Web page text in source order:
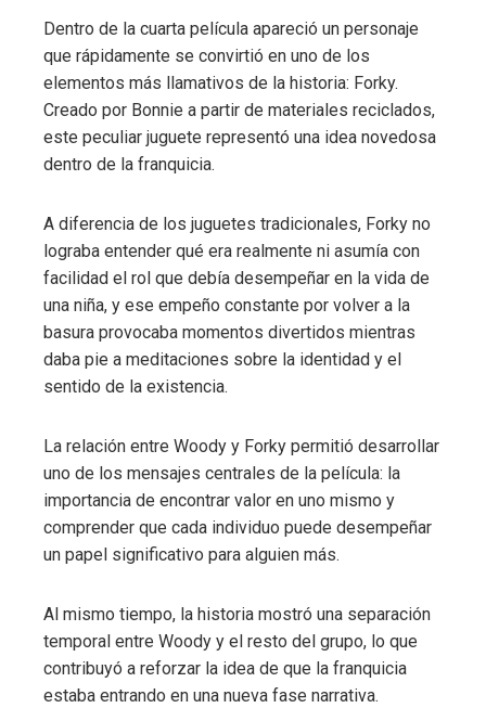
Dentro de la cuarta película apareció un personaje
que rápidamente se convirtió en uno de los
elementos más llamativos de la historia: Forky.
Creado por Bonnie a partir de materiales reciclados,
este peculiar juguete representó una idea novedosa
dentro de la franquicia.
A diferencia de los juguetes tradicionales, Forky no
lograba entender qué era realmente ni asumía con
facilidad el rol que debía desempeñar en la vida de
una niña, y ese empeño constante por volver a la
basura provocaba momentos divertidos mientras
daba pie a meditaciones sobre la identidad y el
sentido de la existencia.
La relación entre Woody y Forky permitió desarrollar
uno de los mensajes centrales de la película: la
importancia de encontrar valor en uno mismo y
comprender que cada individuo puede desempeñar
un papel significativo para alguien más.
Al mismo tiempo, la historia mostró una separación
temporal entre Woody y el resto del grupo, lo que
contribuyó a reforzar la idea de que la franquicia
estaba entrando en una nueva fase narrativa.